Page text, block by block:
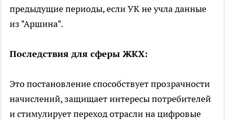
предыдущие периоды, если УК не учла данные
из "Аршина".
Последствия для сферы ЖКХ:
Это постановление способствует прозрачности
начислений, защищает интересы потребителей
и стимулирует переход отрасли на цифровые